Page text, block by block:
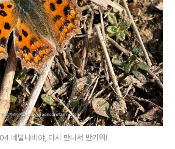
네발나비야, 다시 만나서 반가워!